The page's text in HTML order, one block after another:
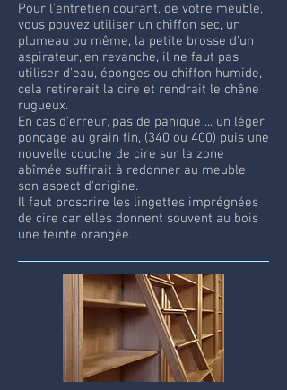
Pour l'entretien courant, de votre meuble,
vous pouvez utiliser un chiffon sec, un
plumeau ou même, la petite brosse d'un
aspirateur, en revanche, il ne faut pas
utiliser d'eau, éponges ou chiffon humide,
cela retirerait la cire et rendrait le chêne
rugueux.
En cas d'erreur, pas de panique ... un léger
ponçage au grain fin, (340 ou 400) puis une
nouvelle couche de cire sur la zone
abîmée suffirait à redonner au meuble
son aspect d'origine.
Il faut proscrire les lingettes imprégnées
de cire car elles donnent souvent au bois
une teinte orangée.